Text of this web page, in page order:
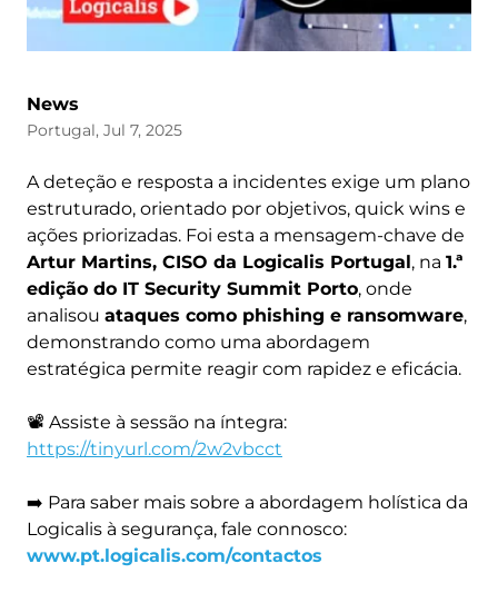
News
Portugal, Jul 7, 2025
A deteção e resposta a incidentes exige um plano
estruturado, orientado por objetivos, quick wins e
ações priorizadas. Foi esta a mensagem-chave de
Artur Martins, CISO da Logicalis Portugal, na 1.ª
edição do IT Security Summit Porto, onde
analisou ataques como phishing e ransomware,
demonstrando como uma abordagem
estratégica permite reagir com rapidez e eficácia.
📽️ Assiste à sessão na íntegra:
https://tinyurl.com/2w2vbcct
➡️ Para saber mais sobre a abordagem holística da
Logicalis à segurança, fale connosco:
www.pt.logicalis.com/contactos